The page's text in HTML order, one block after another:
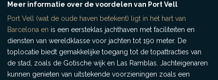
Meer informatie over de voordelen van Port Vell
Port Vell (wat de oude haven betekent) ligt in het hart van
Barcelona en is een eersteklas jachthaven met faciliteiten en
diensten van wereldklasse voor jachten tot 190 meter. De
toplocatie biedt gemakkelijke toegang tot de topattracties van
de stad, zoals de Gotische wijk en Las Ramblas. Jachteigenaren
kunnen genieten van uitstekende voorzieningen zoals een